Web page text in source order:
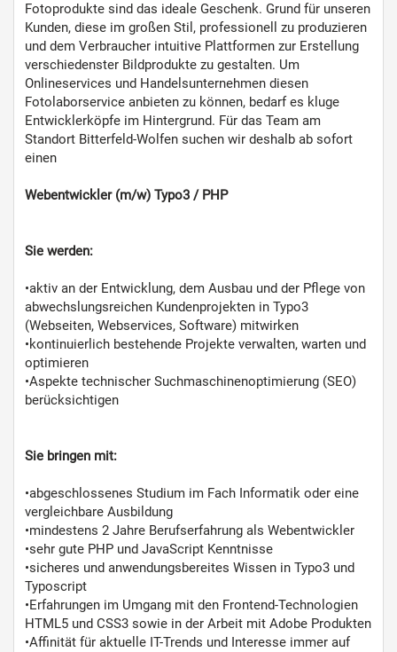
Fotoprodukte sind das ideale Geschenk. Grund für unseren
Kunden, diese im großen Stil, professionell zu produzieren
und dem Verbraucher intuitive Plattformen zur Erstellung
verschiedenster Bildprodukte zu gestalten. Um
Onlineservices und Handelsunternehmen diesen
Fotolaborservice anbieten zu können, bedarf es kluge
Entwicklerköpfe im Hintergrund. Für das Team am
Standort Bitterfeld-Wolfen suchen wir deshalb ab sofort
einen
Webentwickler (m/w) Typo3 / PHP
Sie werden:
•aktiv an der Entwicklung, dem Ausbau und der Pflege von
abwechslungsreichen Kundenprojekten in Typo3
(Webseiten, Webservices, Software) mitwirken
•kontinuierlich bestehende Projekte verwalten, warten und
optimieren
•Aspekte technischer Suchmaschinenoptimierung (SEO)
berücksichtigen
Sie bringen mit:
•abgeschlossenes Studium im Fach Informatik oder eine
vergleichbare Ausbildung
•mindestens 2 Jahre Berufserfahrung als Webentwickler
•sehr gute PHP und JavaScript Kenntnisse
•sicheres und anwendungsbereites Wissen in Typo3 und
Typoscript
•Erfahrungen im Umgang mit den Frontend-Technologien
HTML5 und CSS3 sowie in der Arbeit mit Adobe Produkten
•Affinität für aktuelle IT-Trends und Interesse immer auf